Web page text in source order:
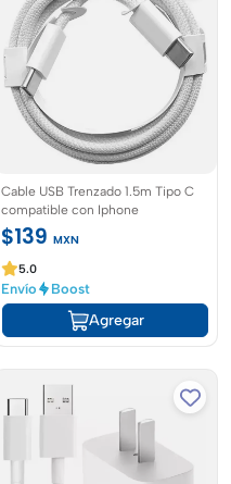
Cable USB Trenzado 1.5m Tipo C
compatible con Iphone
$139 MXN
5.0
Envío Boost
Agregar